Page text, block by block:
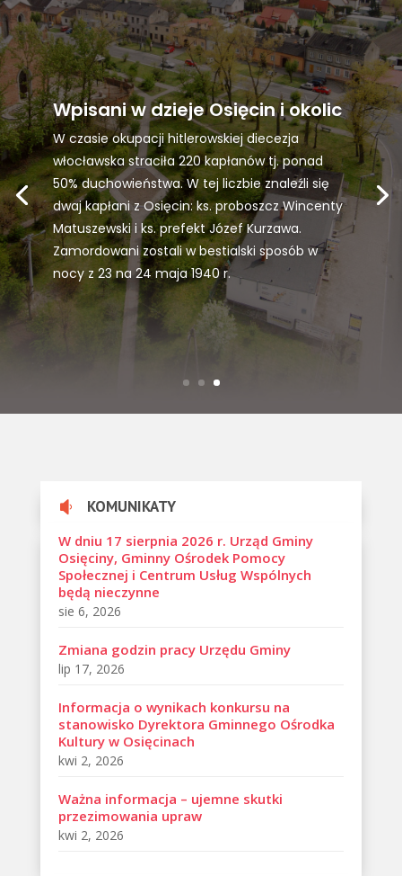
Wpisani w dzieje Osięcin i okolic
W czasie okupacji hitlerowskiej diecezja
włocławska straciła 220 kapłanów tj. ponad
50% duchowieństwa. W tej liczbie znaleźli się
dwaj kapłani z Osięcin: ks. proboszcz Wincenty
Matuszewski i ks. prefekt Józef Kurzawa.
Zamordowani zostali w bestialski sposób w
nocy z 23 na 24 maja 1940 r.
 KOMUNIKATY
W dniu 17 sierpnia 2026 r. Urząd Gminy
Osięciny, Gminny Ośrodek Pomocy
Społecznej i Centrum Usług Wspólnych
będą nieczynne
sie 6, 2026
Zmiana godzin pracy Urzędu Gminy
lip 17, 2026
Informacja o wynikach konkursu na
stanowisko Dyrektora Gminnego Ośrodka
Kultury w Osięcinach
kwi 2, 2026
Ważna informacja – ujemne skutki
przezimowania upraw
kwi 2, 2026